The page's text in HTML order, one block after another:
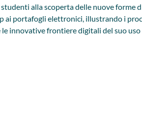
alla scoperta delle nuove forme
ai portafogli elettronici, illustrando i
le innovative frontiere digitali del suo